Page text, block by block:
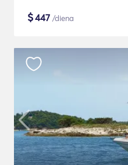
$447 /diena